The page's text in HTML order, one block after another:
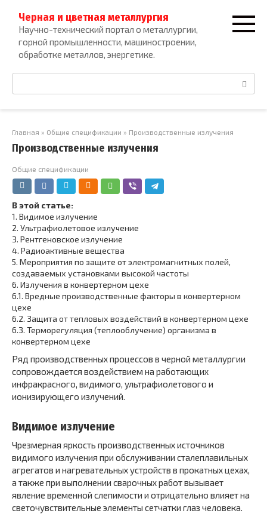
контенту
Черная и цветная металлургия
Научно-технический портал о металлургии,
горной промышленности, машиностроении,
обработке металлов, энергетике.
Поиск:
Главная » Общие спецификации » Производственные излучения
Производственные излучения
Общие спецификации
В этой статье:
1. Видимое излучение
2. Ультрафиолетовое излучение
3. Рентгеновское излучение
4. Радиоактивные вещества
5. Мероприятия по защите от электромагнитных полей,
создаваемых установками высокой частоты
6. Излучения в конвертерном цехе
6.1. Вредные производственные факторы в конвертерном
цехе
6.2. Защита от тепловых воздействий в конвертерном цехе
6.3. Терморегуляция (теплооблучение) организма в
конвертерном цехе
Ряд производственных процессов в черной металлургии
сопровождается воздействием на работающих
инфракрасного, видимого, ультрафиолетового и
ионизирующего излучений.
Видимое излучение
Чрезмерная яркость производственных источников
видимого излучения при обслуживании сталеплавильных
агрегатов и нагревательных устройств в прокатных цехах,
а также при выполнении сварочных работ вызывает
явление временной слепимости и отрицательно влияет на
светочувствительные элементы сетчатки глаз человека.